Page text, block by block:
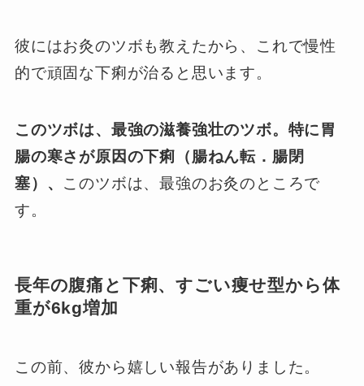
彼にはお灸のツボも教えたから、これで慢性
的で頑固な下痢が治ると思います。
このツボは、最強の滋養強壮のツボ。特に胃
腸の寒さが原因の下痢（腸ねん転．腸閉
塞）、 このツボは、最強のお灸のところで
す。
長年の腹痛と下痢、すごい痩せ型から体
重が6kg増加
この前、彼から嬉しい報告がありました。